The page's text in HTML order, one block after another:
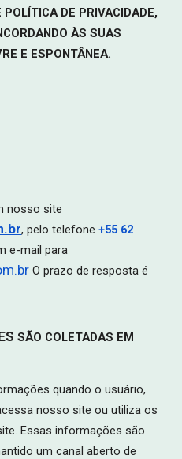
DE PRIVACIDADE,
ÀS SUAS
E ESPONTÂNEA.
nosso site
, pelo telefone+55 62
e-mail para
O prazo de resposta é
SÃO COLETADAS EM
quando o usuário,
nosso site ou utiliza os
Essas informações são
um canal aberto de